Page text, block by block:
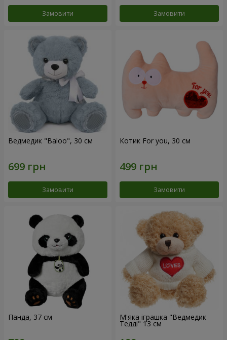
Замовити Замовити
Ведмедик "Baloo", 30 см
Замовити
Котик For you, 30 см
Замовити
Панда, 37 см М'яка іграшка "Ведмедик
Тедді" 13 см